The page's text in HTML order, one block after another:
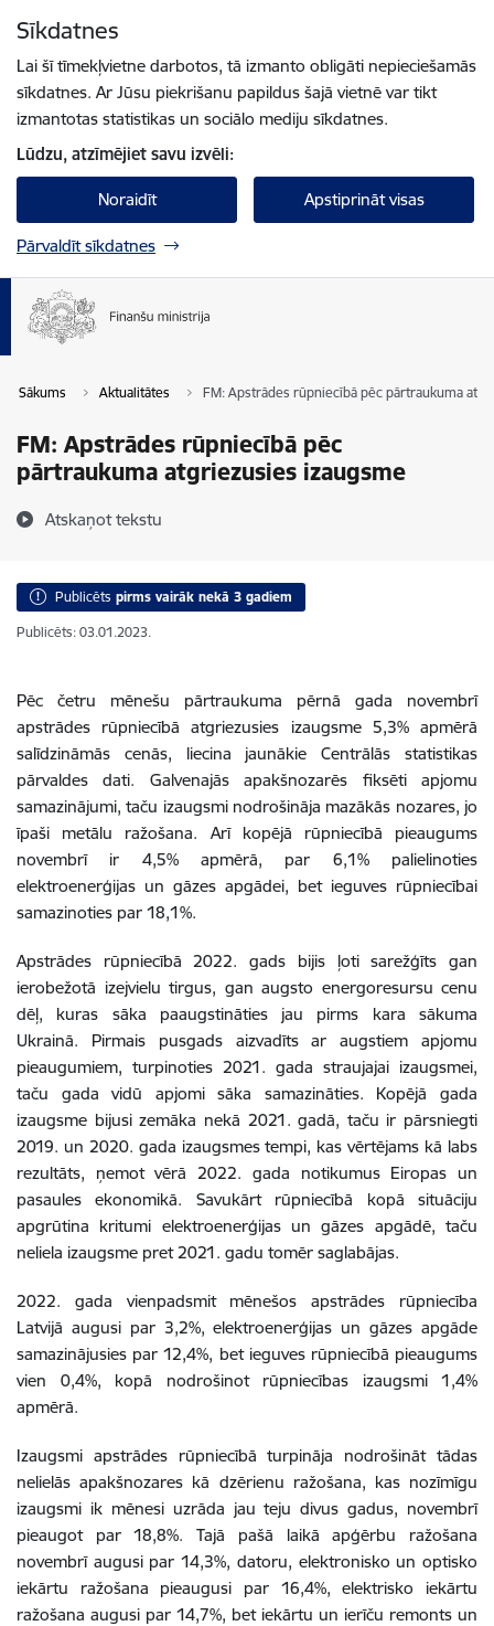
Sīkdatnes
Lai šī tīmekļvietne darbotos, tā izmanto obligāti nepieciešamās
sīkdatnes. Ar Jūsu piekrišanu papildus šajā vietnē var tikt
izmantotas statistikas un sociālo mediju sīkdatnes.
Lūdzu, atzīmējiet savu izvēli:
Noraidīt Apstiprināt visas
Pārvaldīt sīkdatnes
Sākums Aktualitātes FM: Apstrādes rūpniecībā pēc pārtraukuma
FM: Apstrādes rūpniecībā pēc
pārtraukuma atgriezusies izaugsme
Atskaņot tekstu
Publicēts pirms vairāk nekā 3 gadiem
Publicēts: 03.01.2023.
Pēc četru mēnešu pārtraukuma pērnā gada novembrī
apstrādes rūpniecībā atgriezusies izaugsme 5,3% apmērā
salīdzināmās cenās, liecina jaunākie Centrālās statistikas
pārvaldes dati. Galvenajās apakšnozarēs fiksēti apjomu
samazinājumi, taču izaugsmi nodrošināja mazākās nozares, jo
īpaši metālu ražošana. Arī kopējā rūpniecībā pieaugums
novembrī ir 4,5% apmērā, par 6,1% palielinoties
elektroenerģijas un gāzes apgādei, bet ieguves rūpniecībai
samazinoties par 18,1%.
Apstrādes rūpniecībā 2022. gads bijis ļoti sarežģīts gan
ierobežotā izejvielu tirgus, gan augsto energoresursu cenu
dēļ, kuras sāka paaugstināties jau pirms kara sākuma
Ukrainā. Pirmais pusgads aizvadīts ar augstiem apjomu
pieaugumiem, turpinoties 2021. gada straujajai izaugsmei,
taču gada vidū apjomi sāka samazināties. Kopējā gada
izaugsme bijusi zemāka nekā 2021. gadā, taču ir pārsniegti
2019. un 2020. gada izaugsmes tempi, kas vērtējams kā labs
rezultāts, ņemot vērā 2022. gada notikumus Eiropas un
pasaules ekonomikā. Savukārt rūpniecībā kopā situāciju
apgrūtina kritumi elektroenerģijas un gāzes apgādē, taču
neliela izaugsme pret 2021. gadu tomēr saglabājas.
2022. gada vienpadsmit mēnešos apstrādes rūpniecība
Latvijā augusi par 3,2%, elektroenerģijas un gāzes apgāde
samazinājusies par 12,4%, bet ieguves rūpniecībā pieaugums
vien 0,4%, kopā nodrošinot rūpniecības izaugsmi 1,4%
apmērā.
Izaugsmi apstrādes rūpniecībā turpināja nodrošināt tādas
nelielās apakšnozares kā dzērienu ražošana, kas nozīmīgu
izaugsmi ik mēnesi uzrāda jau teju divus gadus, novembrī
pieaugot par 18,8%. Tajā pašā laikā apģērbu ražošana
novembrī augusi par 14,3%, datoru, elektronisko un optisko
iekārtu ražošana pieaugusi par 16,4%, elektrisko iekārtu
ražošana augusi par 14,7%, bet iekārtu un ierīču remonts un